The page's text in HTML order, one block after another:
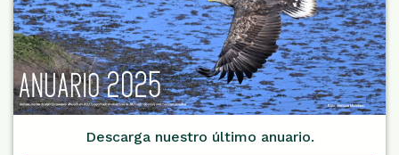
Descarga nuestro último anuario.